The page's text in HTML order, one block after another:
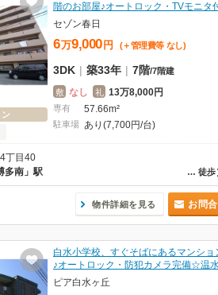
階のお部屋♪オートロック・TVモニ
セゾン春日
6万9,000 円 (＋管理費等 なし)
3DK | 築33年 | 7階/7階建
敷 なし 礼 13万8,000円
専有 57.66m²
駐車場 あり(7,700円/台)
丁目40
… 徒歩
多南」駅
物件詳細を見る お問
白水小学校、すぐそばにあるマンショ
♪オートロック・防犯カメラ完備☆温
ピア白水ヶ丘